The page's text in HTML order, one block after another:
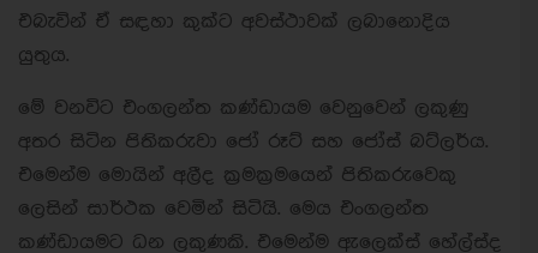
එබැවින් ඒ සඳහා කුක්ට අවස්ථාවක් ලබානොදිය
යුතුය.
මේ වනවිට එංගලන්ත කණ්ඩායම වෙනුවෙන් ලකුණු
අතර සිටින පිතිකරුවා ජෝ රූට් සහ ජෝස් බට්ලර්ය.
එමෙන්ම මොයින් අලීද ක්‍රමක්‍රමයෙන් පිතිකරුවෙකු
ලෙසින් සාර්ථක වෙමින් සිටියි. මෙය එංගලන්ත
කණ්ඩායමට ධන ලකුණකි. එමෙන්ම ඇලෙක්ස් හේල්ස්ද